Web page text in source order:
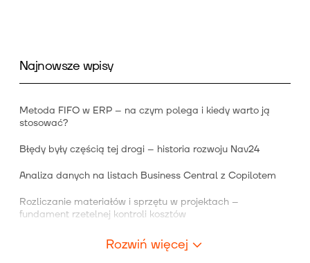
Najnowsze wpisy
Metoda FIFO w ERP – na czym polega i kiedy warto ją
stosować?
Błędy były częścią tej drogi – historia rozwoju Nav24
Analiza danych na listach Business Central z Copilotem
Rozliczanie materiałów i sprzętu w projektach –
fundament rzetelnej kontroli kosztów
Rozwiń więcej